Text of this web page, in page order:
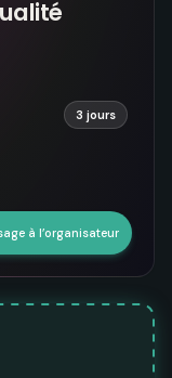
3 jours
à l’organisateur